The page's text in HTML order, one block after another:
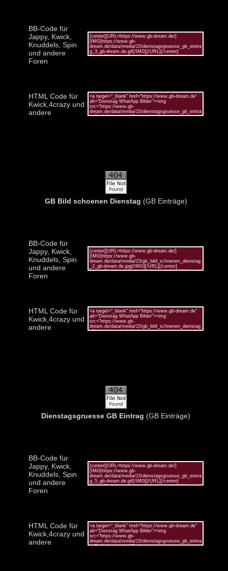
BB-Code für
Jappy, Kwick,
Knuddels, Spin
und andere
Foren
HTML Code für
Kwick,4crazy und
andere
GB Bild schoenen Dienstag (GB Einträge)
BB-Code für
Jappy, Kwick,
Knuddels, Spin
und andere
Foren
HTML Code für
Kwick,4crazy und
andere
Dienstagsgruesse GB Eintrag (GB Einträge)
BB-Code für
Jappy, Kwick,
Knuddels, Spin
und andere
Foren
HTML Code für
Kwick,4crazy und
andere